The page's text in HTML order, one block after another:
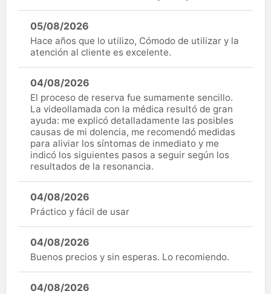
05/08/2026
Hace años que lo utilizo, Cómodo de utilizar y la
atención al cliente es excelente.
04/08/2026
El proceso de reserva fue sumamente sencillo.
La videollamada con la médica resultó de gran
ayuda: me explicó detalladamente las posibles
causas de mi dolencia, me recomendó medidas
para aliviar los síntomas de inmediato y me
indicó los siguientes pasos a seguir según los
resultados de la resonancia.
04/08/2026
Práctico y fácil de usar
04/08/2026
Buenos precios y sin esperas. Lo recomiendo.
04/08/2026